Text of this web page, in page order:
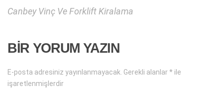
Canbey Vinç Ve Forklift Kiralama
BIR YORUM YAZIN
E-posta adresiniz yayınlanmayacak. Gerekli alanlar* ile
işaretlenmişlerdir